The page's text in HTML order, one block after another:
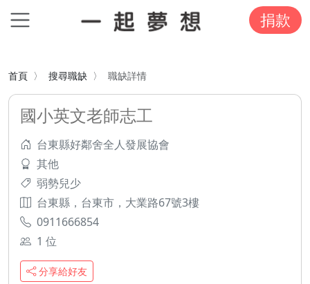
捐款
首頁 搜尋職缺 職缺詳情
國小英文老師志工
台東縣好鄰舍全人發展協會
其他
弱勢兒少
台東縣，台東市，大業路67號3樓
0911666854
1 位
分享給好友